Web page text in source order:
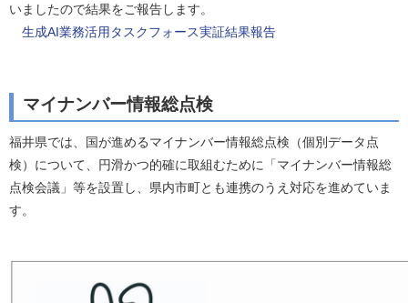
いましたので結果をご報告します。
生成AI業務活用タスクフォース実証結果報告
マイナンバー情報総点検
福井県では、国が進めるマイナンバー情報総点検（個別データ点
検）について、円滑かつ的確に取組むために「マイナンバー情報総
点検会議」等を設置し、県内市町とも連携のうえ対応を進めていま
す。